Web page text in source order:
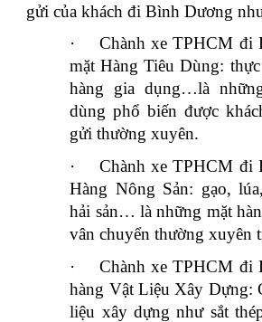
gửi của khách đi Bình Dương
·
Chành xe TPHCM đi
mặt Hàng Tiêu Dùng:
hàng gia dụng…là
dùng phổ biến được
gửi thường xuyên.
·
Chành xe TPHCM đi
Hàng Nông Sản: gạo,
hải sản… là những mặt
vân chuyển thường xuyên
·
Chành xe TPHCM đi
hàng Vật Liệu Xây Dựng:
liệu xây dựng như sắt